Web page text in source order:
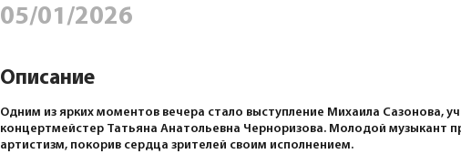
05/01/2026
Описание
Одним из ярких моментов вечера стало выступление Михаила Сазонова,
концертмейстер Татьяна Анатольевна Черноризова. Молодой музыкант
артистизм, покорив сердца зрителей своим исполнением.